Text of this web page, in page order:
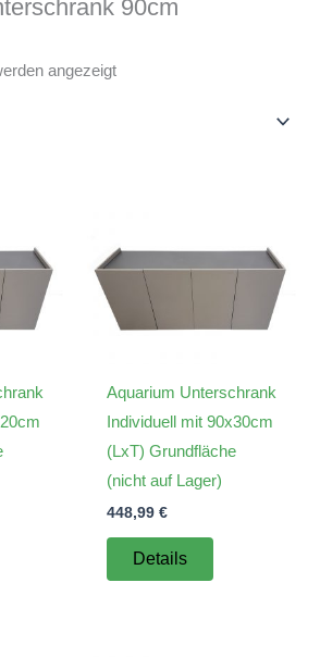
90cm
angezeigt
Aquarium Unterschrank
Individuell mit 90x30cm
(LxT) Grundfläche
(nicht auf Lager)
448,99 €
Details